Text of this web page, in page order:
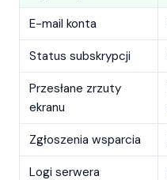
E-mail konta
Status subskrypcji
Przesłane zrzuty
ekranu
Zgłoszenia wsparcia
Logi serwera